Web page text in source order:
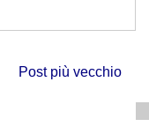
Post più vecchio